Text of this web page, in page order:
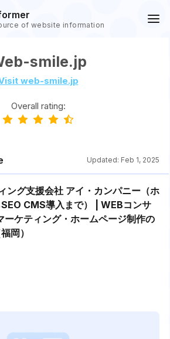
of website information
smile.jp
web-smile.jp
Overall rating:
Updated: Feb 1, 2025
ング支援会社 アイ・カンパニー（ホ
CMS導入まで） | WEBコンサ
ーケティング・ホームページ制作の
岡）